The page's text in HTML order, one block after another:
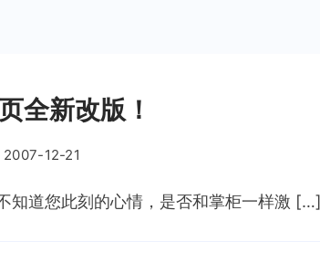
全新改版！
2007-12-21
知道您此刻的心情，是否和掌柜一样激 […]